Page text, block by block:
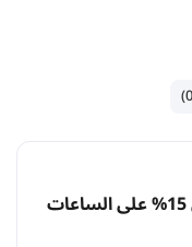
كود خصم كارديال اول طلب وفر حتى 15% على الساعات